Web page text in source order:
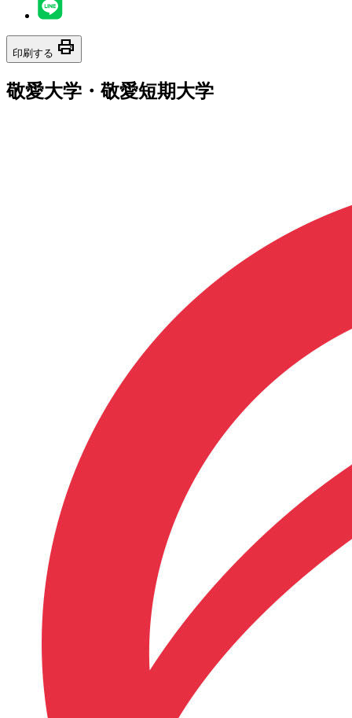
印刷する print
敬愛大学・敬愛短期大学